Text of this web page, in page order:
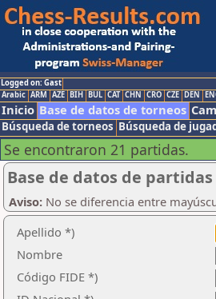
Logged on: Gast
Arabic ARM AZE BIH BUL CAT CHN CRO CZE DEN
Inicio Base de datos de torneos
Búsqueda de torneos Búsqueda de
Se encontraron 21 partidas.
Base de datos de partidas
Aviso: No se diferencia entre
Apellido *)
Nombre
Código FIDE *)